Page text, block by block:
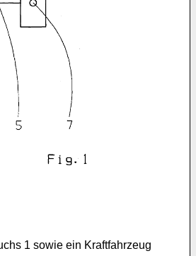
1 sowie ein Kraftfahrzeug